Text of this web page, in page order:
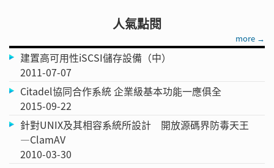
人氣點閱
more →
建置高可用性iSCSI儲存設備（中）
2011-07-07
Citadel協同合作系統 企業級基本功能一應俱全
2015-09-22
針對UNIX及其相容系統所設計 開放源碼界防毒天王
—ClamAV
2010-03-30